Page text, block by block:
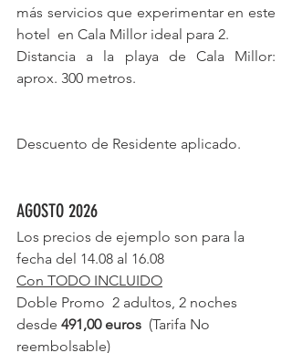
más servicios que experimentar en este
hotel  en Cala Millor ideal para 2.
Distancia a la playa de Cala Millor:
aprox. 300 metros.
Descuento de Residente aplicado.
AGOSTO 2026
Los precios de ejemplo son para la
fecha del 14.08 al 16.08
Con TODO INCLUIDO
Doble Promo  2 adultos, 2 noches
desde 491,00 euros (Tarifa No
reembolsable)